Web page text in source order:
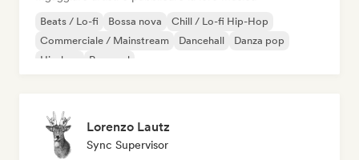
Beats / Lo-fi Bossa nova
Chill / Lo-fi Hip-Hop
Commerciale / Mainstream
Dancehall
Danza pop
Hip-hop
Pop soul
Lorenzo Lautz
Sync Supervisor